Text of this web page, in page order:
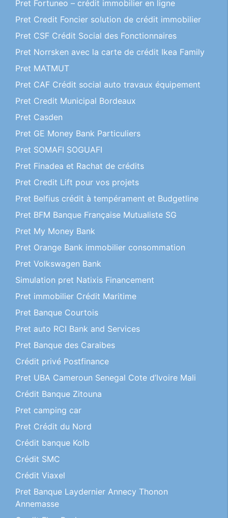
Pret Fortuneo – crédit immobilier en ligne
Pret Credit Foncier solution de crédit immobilier
Pret CSF Crédit Social des Fonctionnaires
Pret Norrsken avec la carte de crédit Ikea Family
Pret MATMUT
Pret CAF Crédit social auto travaux équipement
Pret Credit Municipal Bordeaux
Pret Casden
Pret GE Money Bank Particuliers
Pret SOMAFI SOGUAFI
Pret Finadea et Rachat de crédits
Pret Credit Lift pour vos projets
Pret Belfius crédit à tempérament et Budgetline
Pret BFM Banque Française Mutualiste SG
Pret My Money Bank
Pret Orange Bank immobilier consommation
Pret Volkswagen Bank
Simulation pret Natixis Financement
Pret immobilier Crédit Maritime
Pret Banque Courtois
Pret auto RCI Bank and Services
Pret Banque des Caraibes
Crédit privé Postfinance
Pret UBA Cameroun Senegal Cote d’Ivoire Mali
Crédit Banque Zitouna
Pret camping car
Pret Crédit du Nord
Crédit banque Kolb
Crédit SMC
Crédit Viaxel
Pret Banque Laydernier Annecy Thonon
Annemasse